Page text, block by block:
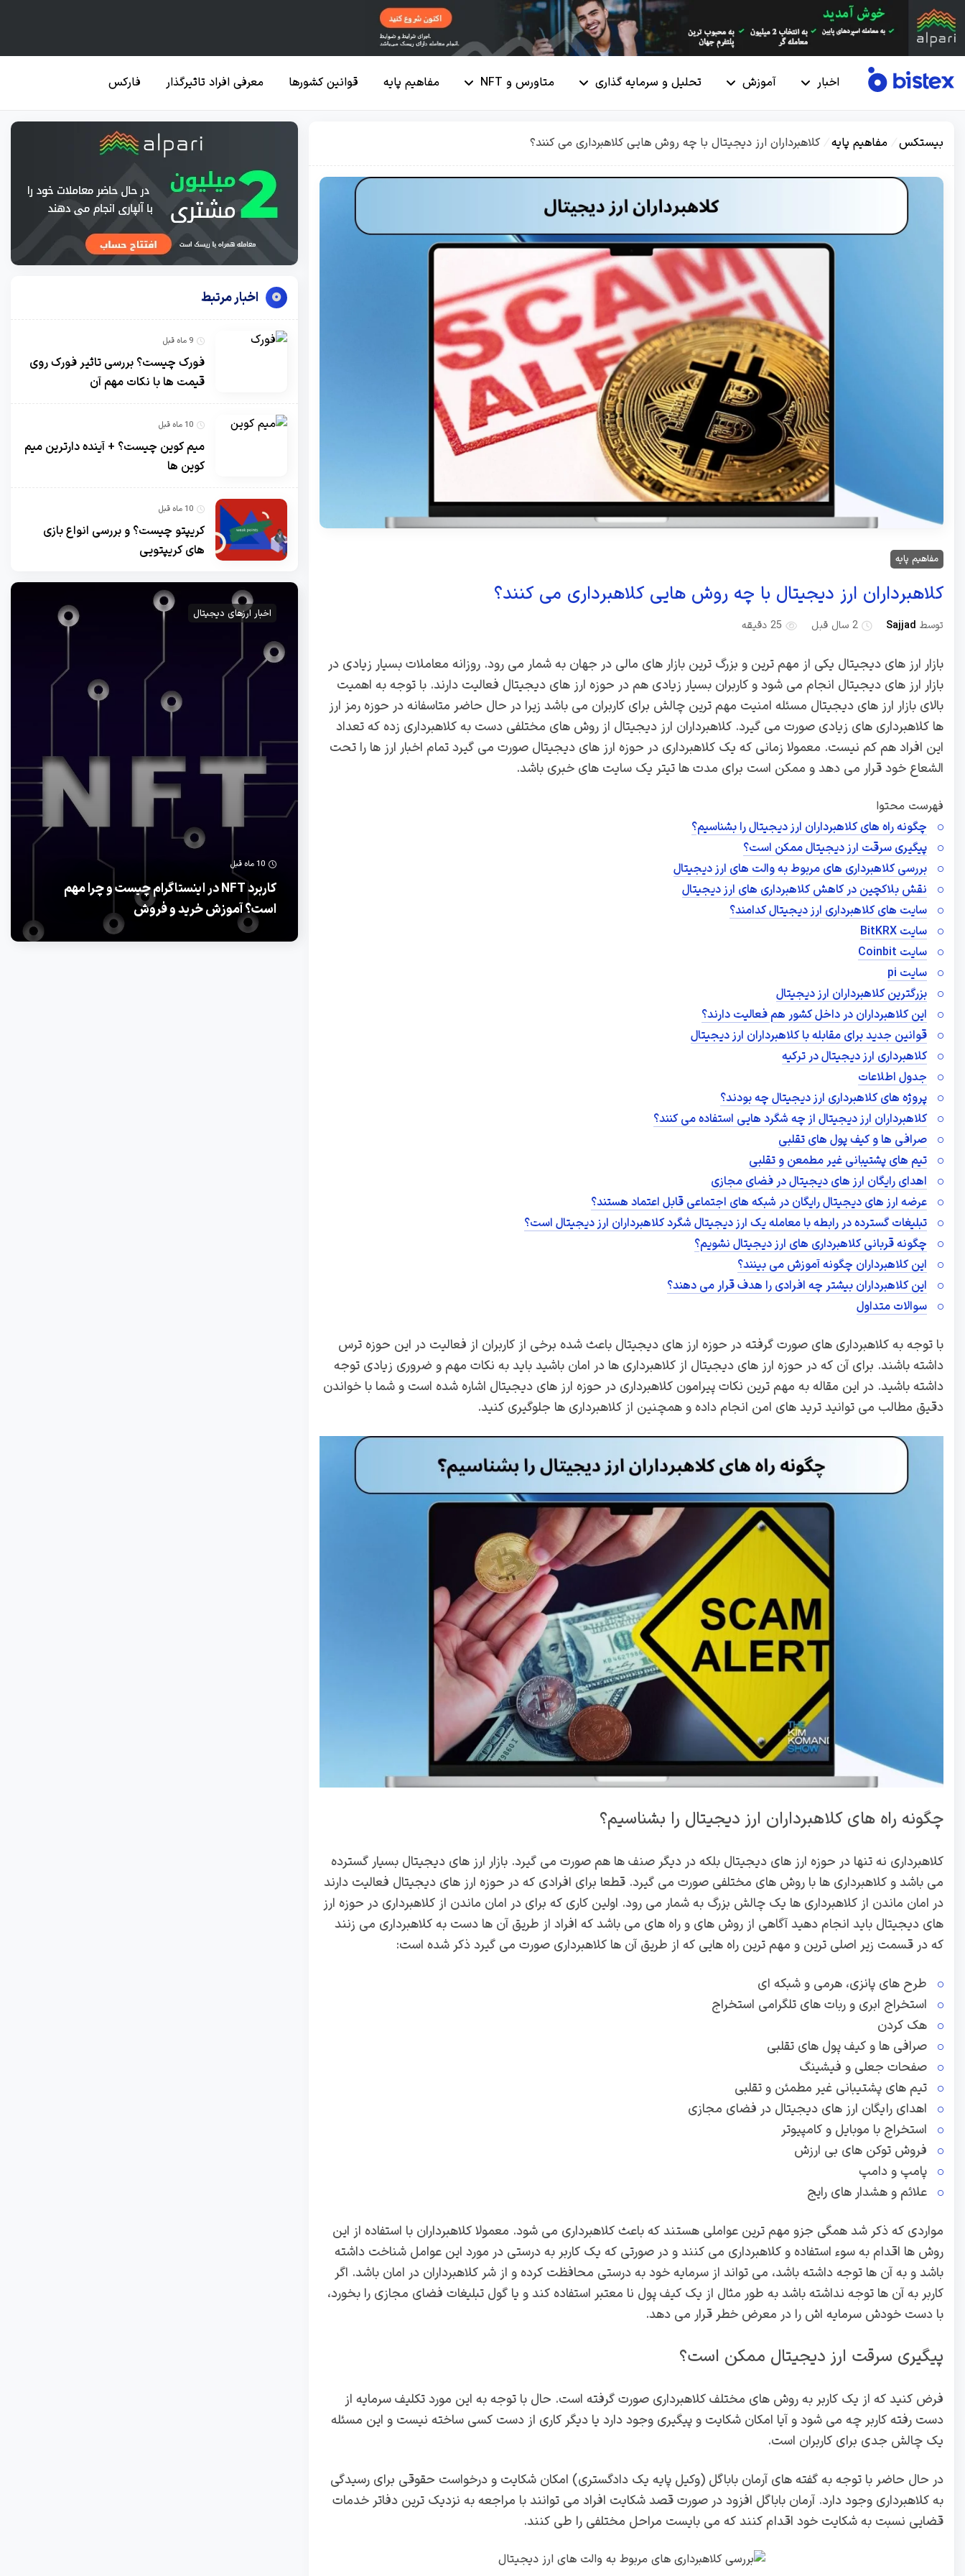
اخبار آموزش تحلیل و سرمایه گذاری متاورس و NFT مفاهیم پایه قوانین کشورها معرفی افراد تاثیرگذار فارکس
بیستکس مفاهیم پایه کلاهبرداران ارز دیجیتال با چه روش هایی کلاهبرداری می کنند؟
مفاهیم پایه
کلاهبرداران ارز دیجیتال با چه روش هایی کلاهبرداری می کنند؟
توسط Sajjad 2 سال قبل 25 دقیقه
بازار ارز های دیجیتال یکی از مهم ترین و بزرگ ترین بازار های مالی در جهان به شمار می رود. روزانه معاملات بسیار زیادی در
بازار ارز های دیجیتال انجام می شود و کاربران بسیار زیادی هم در حوزه ارز های دیجیتال فعالیت دارند. با توجه به اهمیت
بالای بازار ارز های دیجیتال مسئله امنیت مهم ترین چالش برای کاربران می باشد زیرا در حال حاضر متاسفانه در حوزه رمز ارز
ها کلاهبرداری های زیادی صورت می گیرد. کلاهبرداران ارز دیجیتال از روش های مختلفی دست به کلاهبرداری زده که تعداد
این افراد هم کم نیست. معمولا زمانی که یک کلاهبرداری در حوزه ارز های دیجیتال صورت می گیرد تمام اخبار ارز ها را تحت
الشعاع خود قرار می دهد و ممکن است برای مدت ها تیتر یک سایت های خبری باشد.
فهرست محتوا
چگونه راه های کلاهبرداران ارز دیجیتال را بشناسیم؟
پیگیری سرقت ارز دیجیتال ممکن است؟
بررسی کلاهبرداری‌ های مربوط به والت‌ های ارز دیجیتال
نقش بلاکچین در کاهش کلاهبرداری‌ های ارز دیجیتال
سایت های کلاهبرداری ارز دیجیتال کدامند؟
سایت BitKRX
سایت Coinbit
سایت pi
بزرگترین کلاهبرداران ارز دیجیتال
این کلاهبرداران در داخل کشور هم فعالیت دارند؟
قوانین جدید برای مقابله با کلاهبرداران ارز دیجیتال
کلاهبرداری ارز دیجیتال در ترکیه
جدول اطلاعات
پروژه های کلاهبرداری ارز دیجیتال چه بودند؟
کلاهبرداران ارز دیجیتال از چه شگرد هایی استفاده می کنند؟
صرافی ها و کیف پول های تقلبی
تیم های پشتیبانی غیر مطمعن و تقلبی
اهدای رایگان ارز های دیجیتال در فضای مجازی
عرضه ارز های دیجیتال رایگان در شبکه های اجتماعی قابل اعتماد هستند؟
تبلیغات گسترده در رابطه با معامله یک ارز دیجیتال شگرد کلاهبرداران ارز دیجیتال است؟
چگونه قربانی کلاهبرداری‌ های ارز دیجیتال نشویم؟
این کلاهبرداران چگونه آموزش می بینند؟
این کلاهبرداران بیشتر چه افرادی را هدف قرار می دهند؟
سوالات متداول
با توجه به کلاهبرداری های صورت گرفته در حوزه ارز های دیجیتال باعث شده برخی از کاربران از فعالیت در این حوزه ترس
داشته باشند. برای آن که در حوزه ارز های دیجیتال از کلاهبرداری ها در امان باشید باید به نکات مهم و ضروری زیادی توجه
داشته باشید. در این مقاله به مهم ترین نکات پیرامون کلاهبرداری در حوزه ارز های دیجیتال اشاره شده است و شما با خواندن
دقیق مطالب می توانید ترید های امن انجام داده و همچنین از کلاهبرداری ها جلوگیری کنید.
چگونه راه های کلاهبرداران ارز دیجیتال را بشناسیم؟
کلاهبرداری نه تنها در حوزه ارز های دیجیتال بلکه در دیگر صنف ها هم صورت می گیرد. بازار ارز های دیجیتال بسیار گسترده
می باشد و کلاهبرداری ها با روش های مختلفی صورت می گیرد. قطعا برای افرادی که در حوزه ارز های دیجیتال فعالیت دارند
در امان ماندن از کلاهبرداری ها یک چالش بزرگ به شمار می رود. اولین کاری که برای در امان ماندن از کلاهبرداری در حوزه ارز
های دیجیتال باید انجام دهید آگاهی از روش های و راه های می باشد که افراد از طریق آن ها دست به کلاهبرداری می زنند
که در قسمت زیر اصلی ترین و مهم ترین راه هایی که از طریق آن ها کلاهبرداری صورت می گیرد ذکر شده است:
طرح های پانزی، هرمی و شبکه ای
استخراج ابری و ربات های تلگرامی استخراج
هک کردن
صرافی ها و کیف پول های تقلبی
صفحات جعلی و فیشینگ
تیم های پشتیبانی غیر مطمئن و تقلبی
اهدای رایگان ارز های دیجیتال در فضای مجازی
استخراج با موبایل و کامپیوتر
فروش توکن های بی ارزش
پامپ و دامپ
علائم و هشدار های رایج
مواردی که ذکر شد همگی جزو مهم ترین عواملی هستند که باعث کلاهبرداری می شود. معمولا کلاهبرداران با استفاده از این
روش ها اقدام به سوء استفاده و کلاهبرداری می کنند و در صورتی که یک کاربر به درستی در مورد این عوامل شناخت داشته
باشد و به آن ها توجه داشته باشد، می تواند از سرمایه خود به درستی محافظت کرده و از شر کلاهبرداران در امان باشد. اگر
کاربر به آن ها توجه نداشته باشد به طور مثال از یک کیف پول نا معتبر استفاده کند و یا گول تبلیغات فضای مجازی را بخورد،
با دست خودش سرمایه اش را در معرض خطر قرار می دهد.
پیگیری سرقت ارز دیجیتال ممکن است؟
فرض کنید که از یک کاربر به روش های مختلف کلاهبرداری صورت گرفته است. حال با توجه به این مورد تکلیف سرمایه از
دست رفته کاربر چه می شود و آیا امکان شکایت و پیگیری وجود دارد یا دیگر کاری از دست کسی ساخته نیست و این مسئله
یک چالش جدی برای کاربران است.
در حال حاضر با توجه به گفته های آرمان باباگل (وکیل پایه یک دادگستری) امکان شکایت و درخواست حقوقی برای رسیدگی
به کلاهبرداری وجود دارد. آرمان باباگل افزود در صورت قصد شکایت افراد می توانند با مراجعه به نزدیک ترین دفاتر خدمات
قضایی نسبت به شکایت خود اقدام کنند که می بایست مراحل مختلفی را طی کنند.
اخبار مرتبط
9 ماه قبل
فورک چیست؟ بررسی تاثیر فورک روی
قیمت ها با نکات مهم آن
10 ماه قبل
میم کوین چیست؟ + آینده دارترین میم
کوین ها
10 ماه قبل
کریپتو چیست؟ و بررسی انواع بازی
های کریپتویی
اخبار ارزهای دیجیتال
10 ماه قبل
کاربرد NFT در اینستاگرام چیست و چرا مهم
است؟ آموزش خرید و فروش